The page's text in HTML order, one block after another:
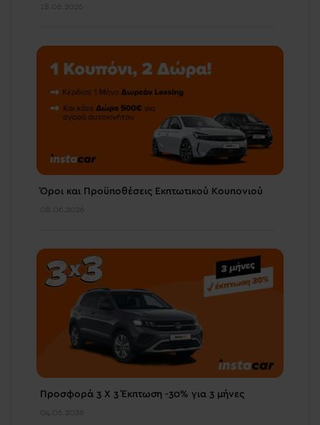
18.06.2026
Όροι και Προϋποθέσεις Εκπτωτικού Κουπονιού
08.06.2026
Προσφορά 3 Χ 3 Έκπτωση -30% για 3 μήνες
04.06.2026